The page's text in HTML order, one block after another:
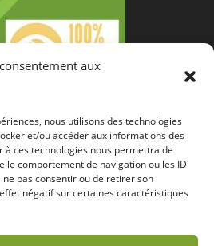
aux
nous utilisons des technologies
et/ou accéder aux informations des
à ces technologies nous permettra de
le comportement de navigation ou les ID
pas consentir ou de retirer son
négatif sur certaines caractéristiques
Services